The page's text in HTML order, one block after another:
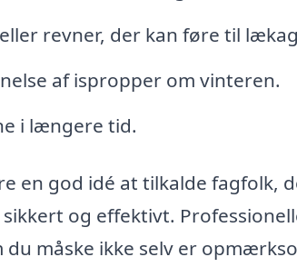
revner, der kan føre til
af ispropper om vinteren.
i længere tid.
en god idé at tilkalde fagfolk,
og effektivt.
måske ikke selv er